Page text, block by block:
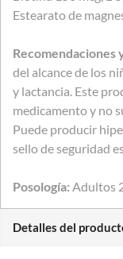
Estearato de
Recomendaciones
del alcance de los
y lactancia. Este
medicamento y no
Puede producir
sello de seguridad
Posología: Adultos
Detalles del